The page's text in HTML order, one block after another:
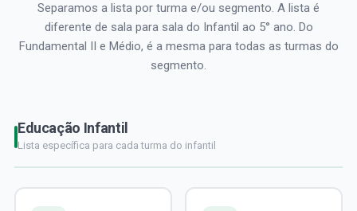
Separamos a lista por turma e/ou segmento. A lista é
diferente de sala para sala do Infantil ao 5° ano. Do
Fundamental II e Médio, é a mesma para todas as turmas do
segmento.
Educação Infantil
Lista específica para cada turma do infantil